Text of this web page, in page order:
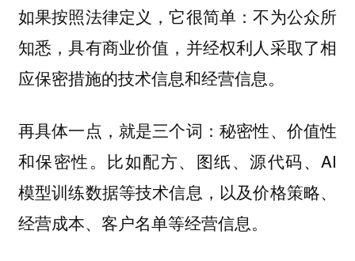
如果按照法律定义，它很简单：不为公众所
知悉，具有商业价值，并经权利人采取了相
应保密措施的技术信息和经营信息。
再具体一点，就是三个词：秘密性、价值性
和保密性。比如配方、图纸、源代码、AI
模型训练数据等技术信息，以及价格策略、
经营成本、客户名单等经营信息。